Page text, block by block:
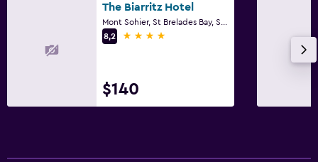
The Biarritz Hotel
8,2
4 estrellas
$140